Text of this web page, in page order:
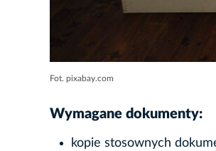
Fot. pixabay.com
Wymagane dokumenty:
kopie stosownych